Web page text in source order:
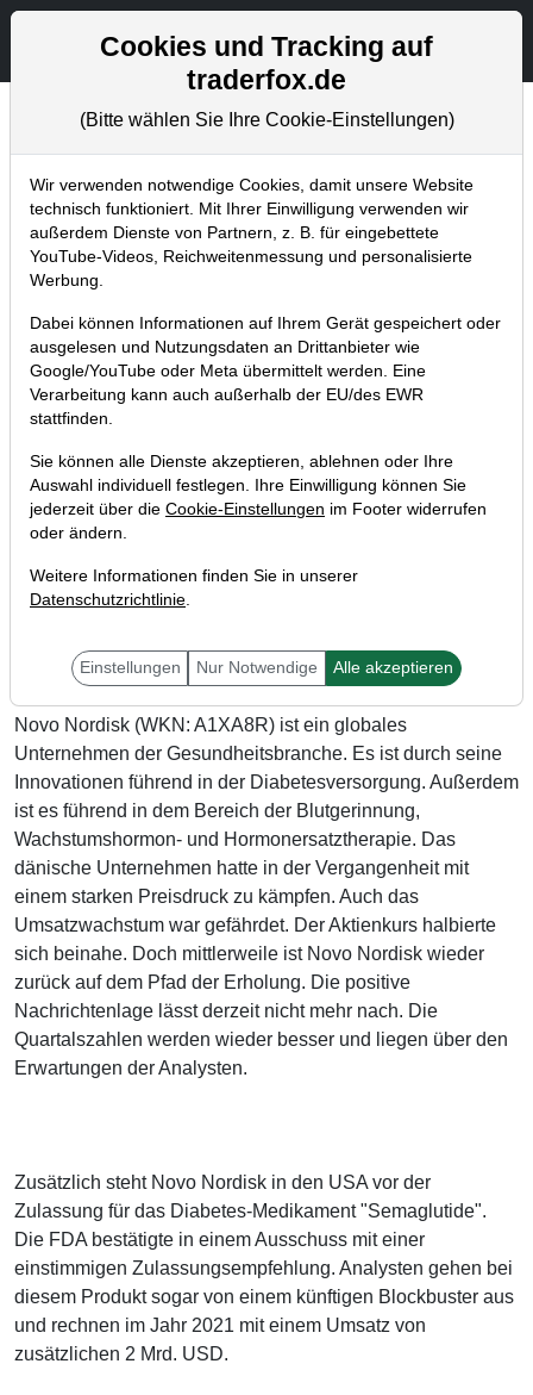
Aktien- und Artikelsuche
Chartanalysen
Home Blog Chartanalysen
Chartanalyse Novo Nordisk: Zurück
zu alten Höchstständen?
29.10.2017 um 13:50 Uhr | P. Uhlschmied
Novo Nordisk (WKN: A1XA8R) ist ein globales
Unternehmen der Gesundheitsbranche. Es ist durch seine
Innovationen führend in der Diabetesversorgung. Außerdem
ist es führend in dem Bereich der Blutgerinnung,
Wachstumshormon- und Hormonersatztherapie. Das
dänische Unternehmen hatte in der Vergangenheit mit
einem starken Preisdruck zu kämpfen. Auch das
Umsatzwachstum war gefährdet. Der Aktienkurs halbierte
sich beinahe. Doch mittlerweile ist Novo Nordisk wieder
zurück auf dem Pfad der Erholung. Die positive
Nachrichtenlage lässt derzeit nicht mehr nach. Die
Quartalszahlen werden wieder besser und liegen über den
Erwartungen der Analysten.
Zusätzlich steht Novo Nordisk in den USA vor der
Zulassung für das Diabetes-Medikament "Semaglutide".
Die FDA bestätigte in einem Ausschuss mit einer
einstimmigen Zulassungsempfehlung. Analysten gehen bei
diesem Produkt sogar von einem künftigen Blockbuster aus
und rechnen im Jahr 2021 mit einem Umsatz von
zusätzlichen 2 Mrd. USD.
Cookies und Tracking auf
traderfox.de
(Bitte wählen Sie Ihre Cookie-Einstellungen)
Wir verwenden notwendige Cookies, damit unsere Website
technisch funktioniert. Mit Ihrer Einwilligung verwenden wir
außerdem Dienste von Partnern, z. B. für eingebettete
YouTube-Videos, Reichweitenmessung und personalisierte
Werbung.
Dabei können Informationen auf Ihrem Gerät gespeichert oder
ausgelesen und Nutzungsdaten an Drittanbieter wie
Google/YouTube oder Meta übermittelt werden. Eine
Verarbeitung kann auch außerhalb der EU/des EWR
stattfinden.
Sie können alle Dienste akzeptieren, ablehnen oder Ihre
Auswahl individuell festlegen. Ihre Einwilligung können Sie
jederzeit über die Cookie-Einstellungen im Footer widerrufen
oder ändern.
Weitere Informationen finden Sie in unserer
Datenschutzrichtlinie.
Einstellungen Nur Notwendige Alle akzeptieren